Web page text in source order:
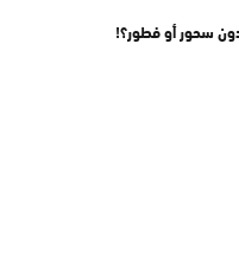
سحور أو فطور؟!